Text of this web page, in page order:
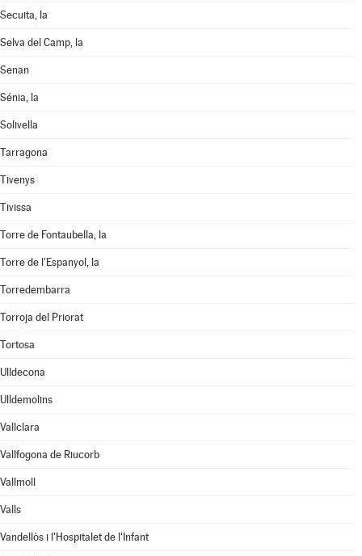
Secuita, la
Selva del Camp, la
Senan
Sénia, la
Solivella
Tarragona
Tivenys
Tivissa
Torre de Fontaubella, la
Torre de l'Espanyol, la
Torredembarra
Torroja del Priorat
Tortosa
Ulldecona
Ulldemolins
Vallclara
Vallfogona de Riucorb
Vallmoll
Valls
Vandellòs i l'Hospitalet de l'Infant